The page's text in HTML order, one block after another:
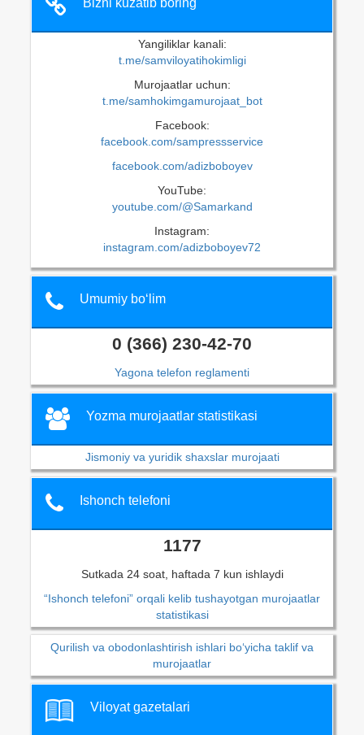
Yangiliklar kanali:
t.me/samviloyatihokimligi
Murojaatlar uchun:
t.me/samhokimgamurojaat_bot
Facebook:
facebook.com/sampressservice
facebook.com/adizboboyev
YouTube:
youtube.com/@Samarkand
Instagram:
instagram.com/adizboboyev72
Umumiy bo‘lim
0 (366) 230-42-70
Yagona telefon reglamenti
Yozma murojaatlar statistikasi
Jismoniy va yuridik shaxslar murojaati
Ishonch telefoni
1177
Sutkada 24 soat, haftada 7 kun ishlaydi
“Ishonch telefoni” orqali kelib tushayotgan murojaatlar
statistikasi
Qurilish va obodonlashtirish ishlari bo‘yicha taklif va
murojaatlar
Viloyat gazetalari